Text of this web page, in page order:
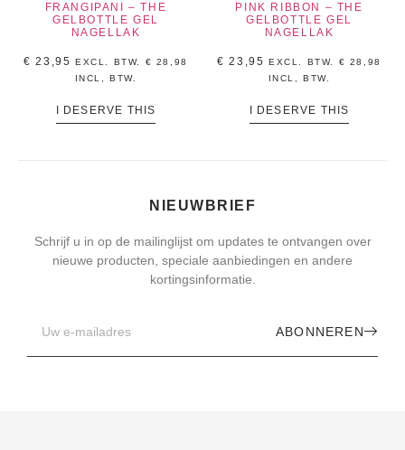
FRANGIPANI – THE
GELBOTTLE GEL
NAGELLAK
€ 23,95 EXCL. BTW. € 28,98
INCL, BTW.
I DESERVE THIS
PINK RIBBON – THE
GELBOTTLE GEL
NAGELLAK
€ 23,95 EXCL. BTW. € 28,98
INCL, BTW.
I DESERVE THIS
NIEUWBRIEF
Schrijf u in op de mailinglijst om updates te ontvangen over
nieuwe producten, speciale aanbiedingen en andere
kortingsinformatie.
ABONNEREN